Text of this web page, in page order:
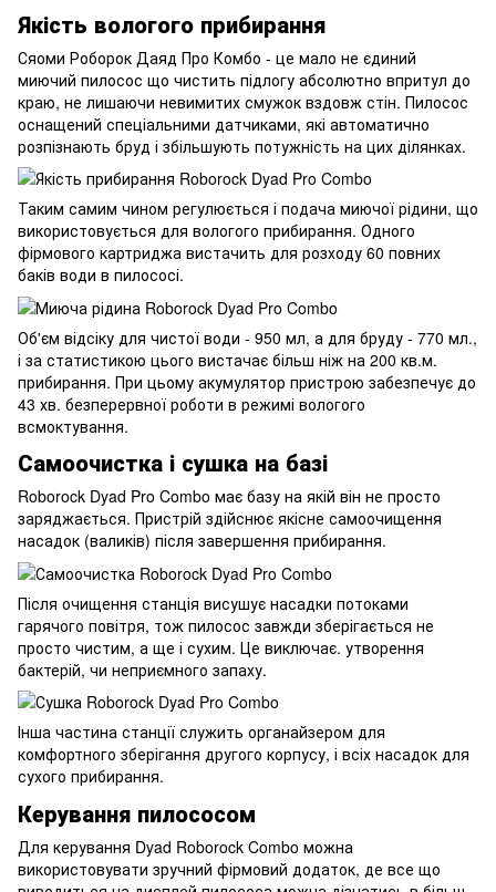
Якість вологого прибирання
Сяоми Роборок Даяд Про Комбо - це мало не єдиний
миючий пилосос що чистить підлогу абсолютно впритул до
краю, не лишаючи невимитих смужок вздовж стін. Пилосос
оснащений спеціальними датчиками, які автоматично
розпізнають бруд і збільшують потужність на цих ділянках.
Таким самим чином регулюється і подача миючої рідини, що
використовується для вологого прибирання. Одного
фірмового картриджа вистачить для розходу 60 повних
баків води в пилососі.
Об'єм відсіку для чистої води - 950 мл, а для бруду - 770 мл.,
і за статистикою цього вистачає більш ніж на 200 кв.м.
прибирання. При цьому акумулятор пристрою забезпечує до
43 хв. безперервної роботи в режимі вологого
всмоктування.
Самоочистка і сушка на базі
Roborock Dyad Pro Combo має базу на якій він не просто
заряджається. Пристрій здійснює якісне самоочищення
насадок (валиків) після завершення прибирання.
Після очищення станція висушує насадки потоками
гарячого повітря, тож пилосос завжди зберігається не
просто чистим, а ще і сухим. Це виключає. утворення
бактерій, чи неприємного запаху.
Інша частина станції служить органайзером для
комфортного зберігання другого корпусу, і всіх насадок для
сухого прибирання.
Керування пилососом
Для керування Dyad Roborock Combo можна
використовувати зручний фірмовий додаток, де все що